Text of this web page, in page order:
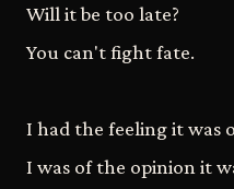
Will it be too late?
You can't fight fate.
I had the feeling it was
I was of the opinion it